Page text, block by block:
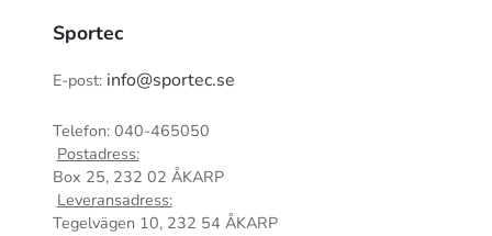
Sportec
E-post: info@sportec.se
Telefon: 040-465050
Postadress:
Box 25, 232 02 ÅKARP
Leveransadress:
Tegelvägen 10, 232 54 ÅKARP